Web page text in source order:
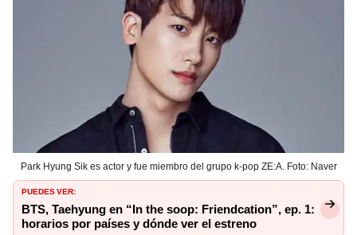
Park Hyung Sik es actor y fue miembro del grupo k-pop ZE:A. Foto: Naver
PUEDES VER:
BTS, Taehyung en “In the soop: Friendcation”, ep. 1:
horarios por países y dónde ver el estreno